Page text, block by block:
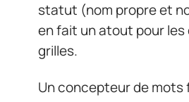
statut (nom propre et
en fait un atout pour
grilles.
Un concepteur de mots